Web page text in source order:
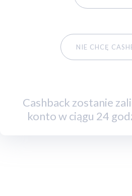
NIE CHCĘ
Cashback zostanie
konto w ciągu 24